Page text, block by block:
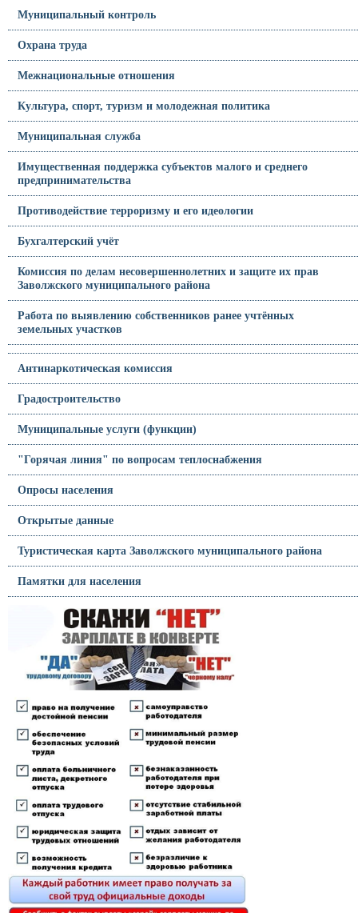
Муниципальный контроль
Охрана труда
Межнациональные отношения
Культура, спорт, туризм и молодежная политика
Муниципальная служба
Имущественная поддержка субъектов малого и среднего
предпринимательства
Противодействие терроризму и его идеологии
Бухгалтерский учёт
Комиссия по делам несовершеннолетних и защите их прав
Заволжского муниципального района
Работа по выявлению собственников ранее учтённых
земельных участков
Антинаркотическая комиссия
Градостроительство
Муниципальные услуги (функции)
"Горячая линия" по вопросам теплоснабжения
Опросы населения
Открытые данные
Туристическая карта Заволжского муниципального района
Памятки для населения